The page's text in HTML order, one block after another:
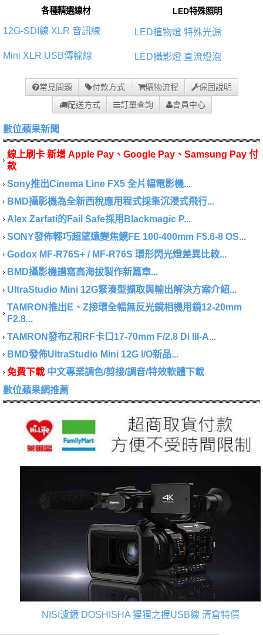
各種精選線材
12G-SDI線 XLR 音訊線
Mini XLR USB傳輸線
LED特殊照明
LED植物燈 特殊光源
LED攝影燈 直流燈泡
常見問題 付款方式 購物流程
保固說明
配送方式
訂單查詢 會員中心
數位蘋果新聞
線上刷卡 新增 Apple Pay、Google Pay、Samsung Pay 付
款
Sony推出Cinema Line FX5 全片幅電影機...
BMD攝影機為全新西稅應用程式採集沉浸式飛行...
Alex Zarfati的Fail Safe採用Blackmagic P...
SONY發佈輕巧超望遠變焦鏡FE 100-400mm F5.6-8 OS...
Godox MF-R76S+ / MF-R76S 環形閃光燈差異比較...
BMD攝影機譜寫高海拔製作新篇章...
UltraStudio Mini 12G緊湊型擷取與輸出解決方案介紹...
TAMRON推出E、Z接環全幅無反光鏡相機用鏡12-20mm
F2.8...
TAMRON發布Z和RF卡口17-70mm F/2.8 Di III-A...
BMD發佈UltraStudio Mini 12G I/O新品...
免費下載 中文專業調色/剪接/調音/特效軟體下載
數位蘋果網推薦
NISI濾鏡 DOSHISHA 猩猩之握USB線 清倉特價